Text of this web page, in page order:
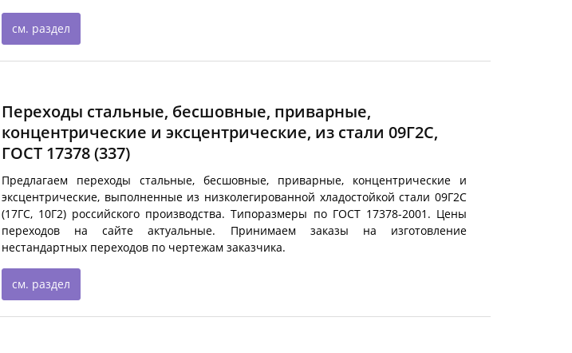
см. раздел
Переходы стальные, бесшовные, приварные,
концентрические и эксцентрические, из стали 09Г2С,
ГОСТ 17378(337)
Предлагаем переходы стальные, бесшовные, приварные, концентрические и
эксцентрические, выполненные из низколегированной хладостойкой стали 09Г2С
(17ГС, 10Г2) российского производства. Типоразмеры по ГОСТ 17378-2001. Цены
переходов на сайте актуальные. Принимаем заказы на изготовление
нестандартных переходов по чертежам заказчика.
см. раздел